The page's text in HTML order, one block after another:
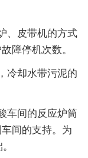
、皮带机的方式
障停机次数。
冷却水带污泥的
车间的反应炉筒
间的支持。为